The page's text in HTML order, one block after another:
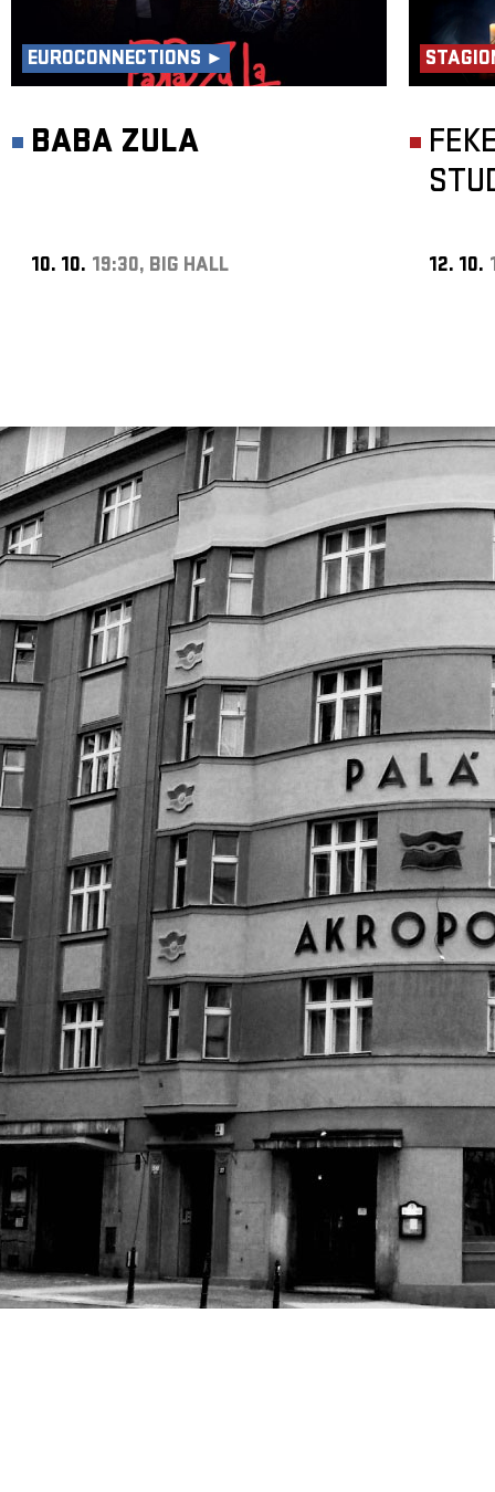
EUROCONNECTIONS ►
BABA ZULA
10. 10. 19:30, BIG HALL 12. 10.